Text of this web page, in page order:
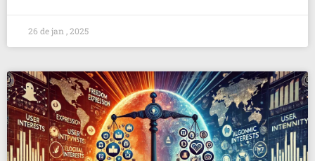
26 de jan , 2025